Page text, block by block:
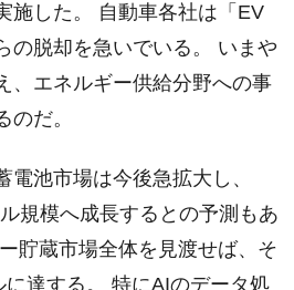
施した。 自動車各社は「EV
の脱却を急いでいる。 いまや
、エネルギー供給分野への事
のだ。
電池市場は今後急拡大し、
規模へ成長するとの予測もあ
貯蔵市場全体を見渡せば、そ
達する。 特にAIのデータ処